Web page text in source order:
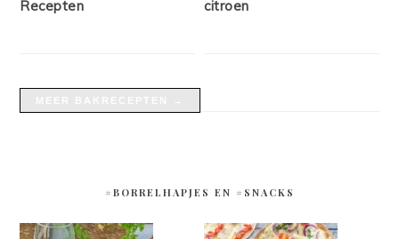
Recepten
citroen
#BORRELHAPJES EN #SNACKS